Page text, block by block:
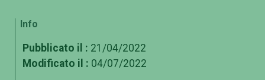
Info
Pubblicato il : 21/04/2022
Modificato il : 04/07/2022